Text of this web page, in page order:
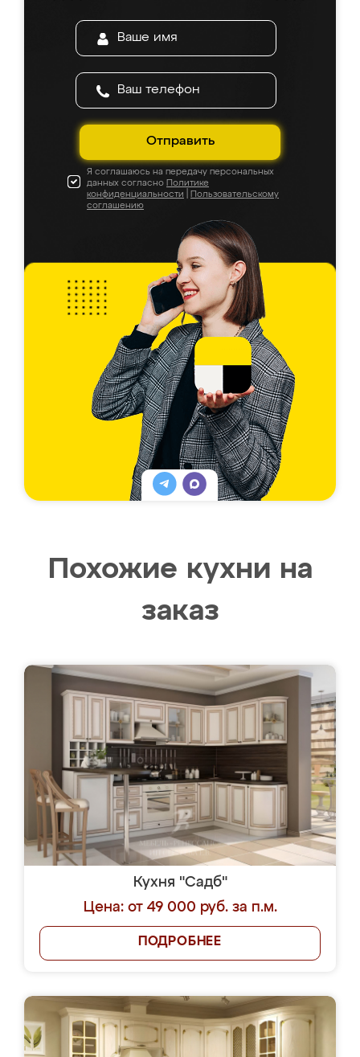
Отправить
Я соглашаюсь на передачу персональных
данных согласно Политике
конфиденциальности
Пользовательскому
соглашению
Похожие кухни на
заказ
Кухня "Садб"
Цена: от 49 000 руб. за п.м.
ПОДРОБНЕЕ